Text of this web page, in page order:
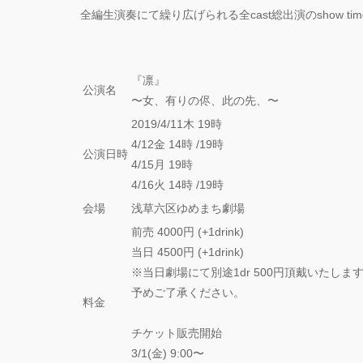
全編生演奏にて繰り広げられる全cast総出演のshow
公演名
『凛』
〜女、有りの侭、此の先、〜
公演日時
2019/4/11木 19時
4/12金 14時 /19時
4/15月 19時
4/16火 14時 /19時
会場
浅草六区ゆめまち劇場
料金
前売 4000円 (+1drink)
当日 4500円 (+1drink)
※当日劇場にて別途1dr 500円頂戴いたします
予めご了承ください。
チケット販売開始
3/1(金) 9:00〜